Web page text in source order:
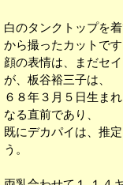
白のタンクトップを
から撮ったカットです
顔の表情は、まだセ
が、板谷裕三子は、
６８年３月５日生ま
なる直前であり、
既にデカパイは、推
う。